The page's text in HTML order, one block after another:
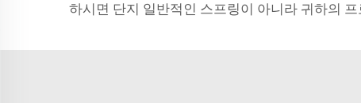
하시면 단지 일반적인 스프링이 아니라 귀하의